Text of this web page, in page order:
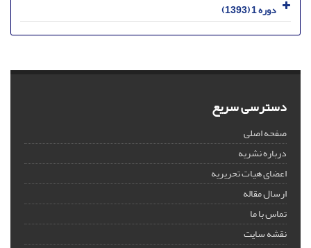
دوره 1 (1393)
دسترسی سریع
صفحه اصلی
درباره نشریه
اعضای هیات تحریریه
ارسال مقاله
تماس با ما
نقشه سایت